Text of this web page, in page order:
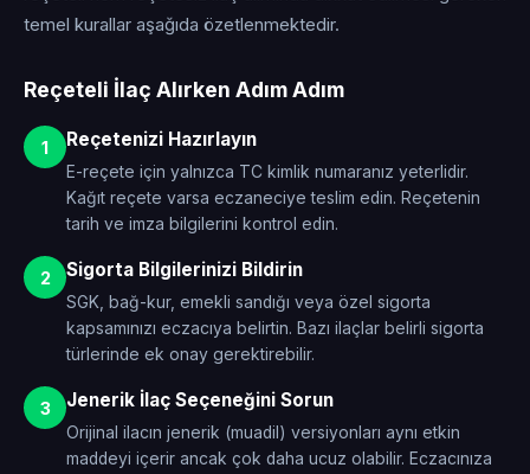
temel kurallar aşağıda özetlenmektedir.
Reçeteli İlaç Alırken Adım Adım
1 Reçetenizi Hazırlayın
E-reçete için yalnızca TC kimlik numaranız yeterlidir.
Kağıt reçete varsa eczaneciye teslim edin. Reçetenin
tarih ve imza bilgilerini kontrol edin.
2 Sigorta Bilgilerinizi Bildirin
SGK, bağ-kur, emekli sandığı veya özel sigorta
kapsamınızı eczacıya belirtin. Bazı ilaçlar belirli sigorta
türlerinde ek onay gerektirebilir.
3 Jenerik İlaç Seçeneğini Sorun
Orijinal ilacın jenerik (muadil) versiyonları aynı etkin
maddeyi içerir ancak çok daha ucuz olabilir. Eczacınıza